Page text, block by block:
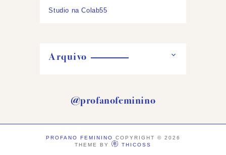
Studio na Colab55
Arquivo
@profanofeminino
PROFANO FEMININO COPYRIGHT © 2026
THEME BY
THICOSS